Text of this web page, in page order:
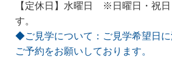
【定休日】水曜日 ※日曜日・祝日
す。
◆ご見学について：ご見学希望日
ご予約をお願いしております。